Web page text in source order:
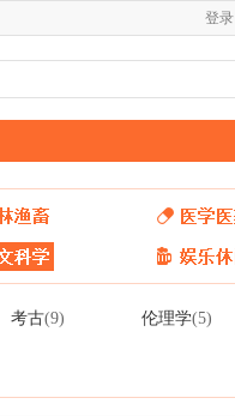
登录
考古(9) 伦理学(5)